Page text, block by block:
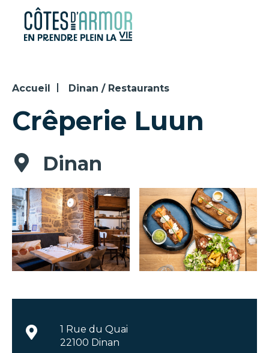
Panneau de gestion des cookies
Accueil Dinan / Restaurants
Crêperie Luun
Dinan
1 Rue du Quai
22100 Dinan